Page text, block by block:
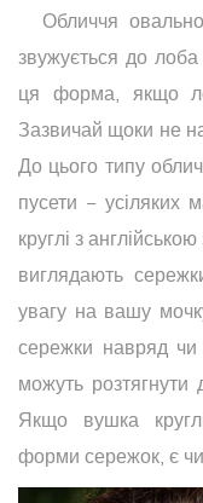
Обличчя
звужується до
ця форма, якщо
Зазвичай щоки не
До цього типу
пусети − усіляких
круглі з
виглядають
увагу на вашу
сережки навряд чи
можуть розтягнути
Якщо вушка
форми сережок, є